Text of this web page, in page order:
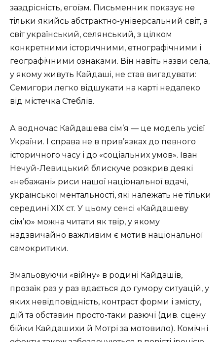
заздрісність, егоїзм. Письменник показує не
тільки якийсь абстрактно-універсальний світ, а
світ український, селян­ський, з цілком
конкретними історичними, етнографічними і
географічни­ми ознаками. Він навіть назви села,
у якому живуть Кайдаші, не став вига­дувати:
Семигори легко відшукати на карті недалеко
від містечка Стеблів.
А водночас Кайдашева сім’я — це модель усієї
України. І справа не в прив’язках до певного
історичного часу і до «соціальних умов». Іван
Не­чуй-Левицький блискуче розкрив деякі
«небажані» риси нашої національної вдачі,
української ментальності, які належать не тільки
середині XIX ст. У цьому сенсі «Кайдашеву
сім’ю» можна читати як твір, у якому
надзвичайно важливим є мотив національної
самокритики.
Змальовуючи «війну» в родині Кайдашів,
прозаїк раз у раз вдається до гумору ситуацій, у
яких невідповідність, контраст форми і змісту,
дій та обставин просто-таки разючі (див. сцену
бійки Кайдашихи й Мотрі за мотовило). Комічні